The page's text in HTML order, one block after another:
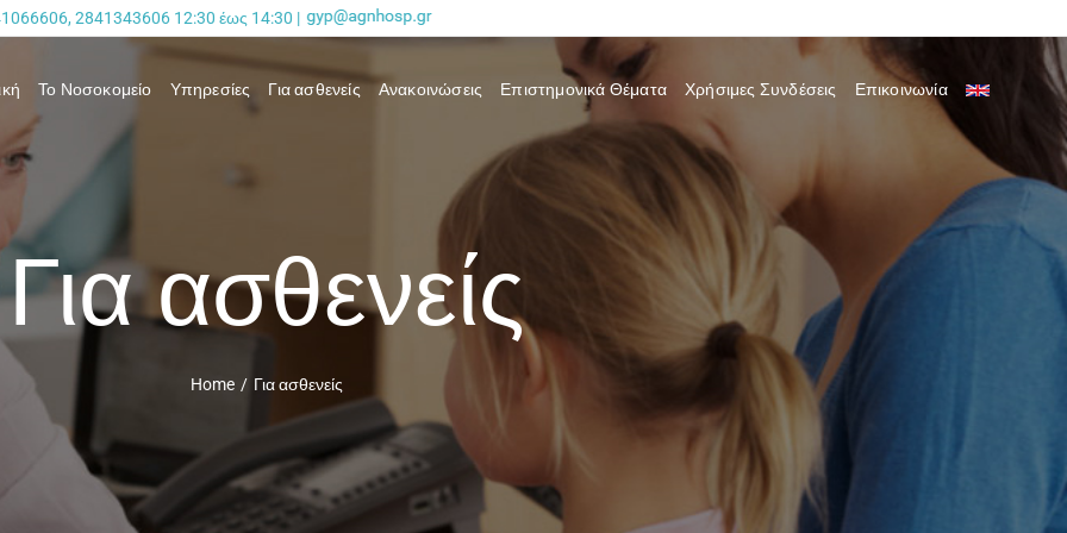
2841343606 12:30 έως 14:30 |
Το Νοσοκομείο Υπηρεσίες Για ασθενείς Ανακοινώσεις Επιστημονικά Θέματα Χρήσιμες Συνδέσεις Επικοινωνία
Για ασθενείς
Home / Για ασθενείς